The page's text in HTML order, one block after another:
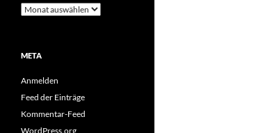
Archiv
META
Anmelden
Feed der Einträge
Kommentar-Feed
WordPress.org